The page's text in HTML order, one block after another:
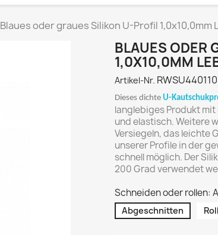
Blaues oder graues Silikon U-Profil
BLAUES ODER
1,0X10,0MM
Artikel-Nr. RWSU440110
Dieses dichte U-
langlebiges Produkt
und elastisch. Weitere
Versiegeln, das leichte
unserer Profile in der
schnell möglich. Der
200 Grad verwendet
Schneiden oder rollen:
Abgeschnitten